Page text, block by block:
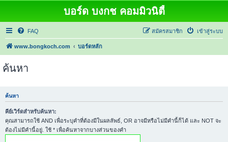
บอร์ด บงกช คอมมิวนิตี้
FAQ เข้าสู่ระบบ
สมัครสมาชิก
www.bongkoch.com บอร์ดหลัก
ค้นหา
ค้นหา
คีย์เวิร์ดสำหรับค้นหา:
คุณสามารถใช้ AND เพื่อระบุคำที่ต้องมีในผลลัพธ์, OR อาจมีหรือไม่มีคำนี้ก็ได้ และ NOT จะ
ต้องไม่มีคำนี้อยู่. ใช้ * เพื่อค้นหาจากบางส่วนของคำ